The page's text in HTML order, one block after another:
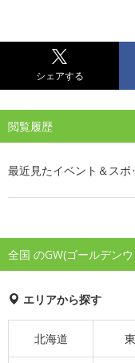
シェアする
閲覧履歴
最近見たイベント＆スポ
全国 のGW(ゴールデン
エリアから探す
北海道